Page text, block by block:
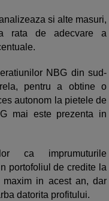
si alte masuri,
rata de adecvare a
NBG din sud-
pentru a obtine o
autonom la pietele de
mai este prezenta in
ca imprumuturile
portofoliul de credite la
in acest an, dar
datorita profitului.